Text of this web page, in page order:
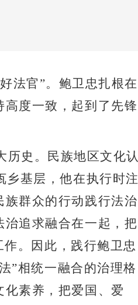
法官 ”。鲍卫忠扎根在
度一致，起到了先锋
历史。民族地区文化认
乡基层，他在执行时注
群众的行动践行法治
追求融合在一起，把
。因此，践行鲍卫忠
”相统一融合的治理格
素养，把爱国、爱